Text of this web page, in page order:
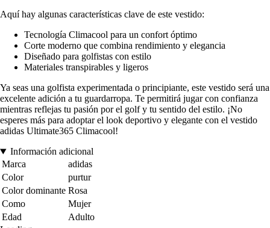
Aquí hay algunas características clave de este vestido:
Tecnología Climacool para un confort óptimo
Corte moderno que combina rendimiento y elegancia
Diseñado para golfistas con estilo
Materiales transpirables y ligeros
Ya seas una golfista experimentada o principiante, este vestido será una
excelente adición a tu guardarropa. Te permitirá jugar con confianza
mientras reflejas tu pasión por el golf y tu sentido del estilo. ¡No
esperes más para adoptar el look deportivo y elegante con el vestido
adidas Ultimate365 Climacool!
Información adicional
Marca
adidas
Color
purtur
Color dominante Rosa
Como
Mujer
Edad
Adulto